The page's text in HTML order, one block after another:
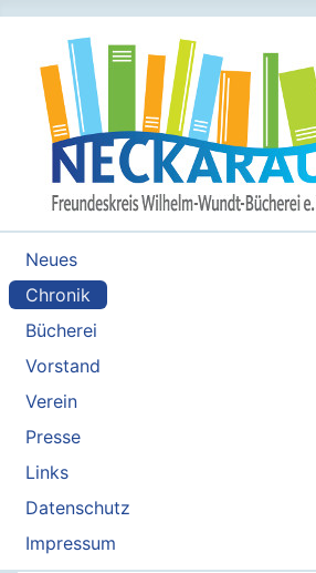
Neues
Chronik
Bücherei
Vorstand
Verein
Presse
Links
Datenschutz
Impressum